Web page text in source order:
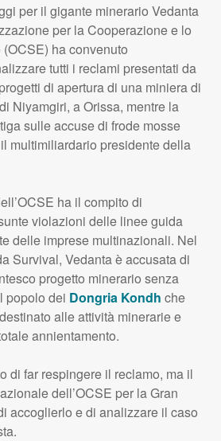
per il gigante minerario Vedanta
per la Cooperazione e lo
(OCSE) ha convenuto
tutti i reclami presentati da
di apertura di una miniera di
Niyamgiri, a Orissa, mentre la
sulle accuse di frode mosse
multimiliardario presidente della
OCSE ha il compito di
violazioni delle linee guida
delle imprese multinazionali. Nel
Survival, Vedanta è accusata di
progetto minerario senza
popolo dei Dongria Kondh che
alle attività minerarie e
annientamento.
di far respingere il reclamo, ma il
dell’OCSE per la Gran
accoglierlo e di analizzare il caso